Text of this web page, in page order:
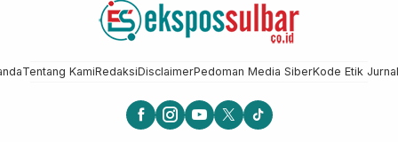
Tentang KamiRedaksiDisclaimerPedoman Media SiberKode Etik